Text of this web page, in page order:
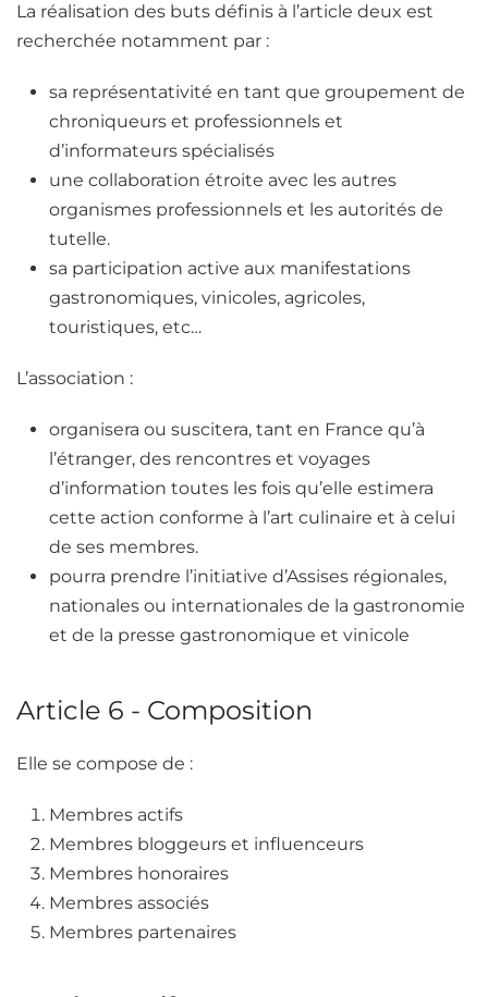
La réalisation des buts définis à l’article deux est
recherchée notamment par :
sa représentativité en tant que groupement de
chroniqueurs et professionnels et
d’informateurs spécialisés
une collaboration étroite avec les autres
organismes professionnels et les autorités de
tutelle.
sa participation active aux manifestations
gastronomiques, vinicoles, agricoles,
touristiques, etc…
L’association :
organisera ou suscitera, tant en France qu’à
l’étranger, des rencontres et voyages
d’information toutes les fois qu’elle estimera
cette action conforme à l’art culinaire et à celui
de ses membres.
pourra prendre l’initiative d’Assises régionales,
nationales ou internationales de la gastronomie
et de la presse gastronomique et vinicole
Article 6 - Composition
Elle se compose de :
Membres actifs
Membres bloggeurs et influenceurs
Membres honoraires
Membres associés
Membres partenaires